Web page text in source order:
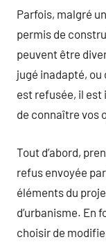
Parfois, malgré
permis de
peuvent être
jugé inadapté,
est refusée, il est
de connaître vos
Tout d’abord,
refus envoyée
éléments du
d’urbanisme. En
choisir de